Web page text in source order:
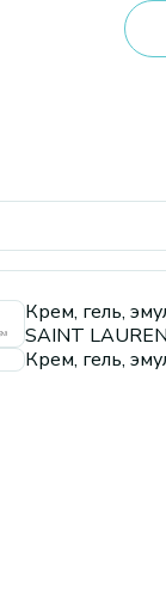
Крем, гель,
SAINT
Крем, гель,